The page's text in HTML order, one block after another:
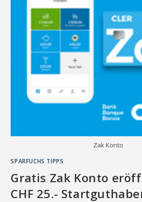
Zak Konto
SPARFUCHS TIPPS
Gratis Zak Konto
CHF 25.-